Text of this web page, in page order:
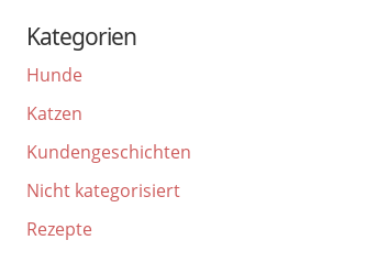
Kategorien
Hunde
Katzen
Kundengeschichten
Nicht kategorisiert
Rezepte